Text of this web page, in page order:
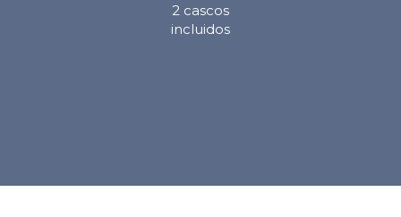
2 cascos
incluidos